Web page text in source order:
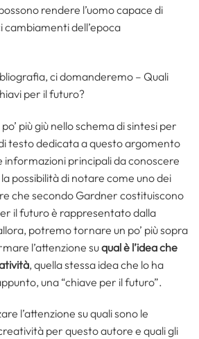
rendere l’uomo capace di
dell’epoca
ci domanderemo – Quali
per il futuro?
più giù nello schema di sintesi per
testo dedicata a questo argomento
informazioni principali da conoscere
possibilità di notare come uno dei
che secondo Gardner costituiscono
il futuro è rappresentato dalla
potremo tornare un po’ più sopra
l’attenzione suqual è l’idea che
, quella stessa idea che lo ha
una “chiave per il futuro”.
l’attenzione su quali sono le
per questo autore e quali gli